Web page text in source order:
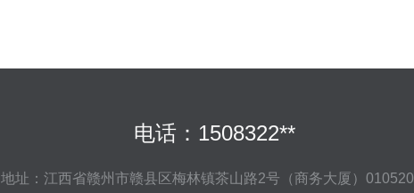
电话：1508322**
地址：江西省赣州市赣县区梅林镇茶山路2号（商务大厦）